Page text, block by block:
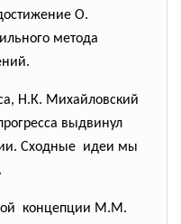
О.
метода
Н.К. Михайловский
выдвинул
Сходные идеи мы
концепции М.М.